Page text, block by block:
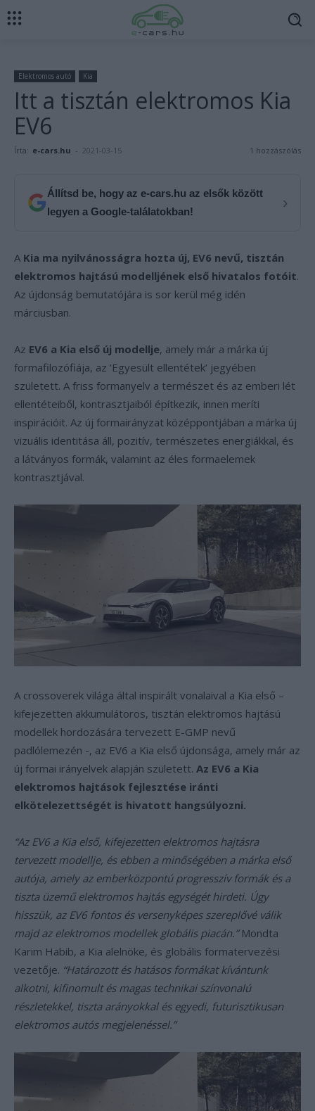
Elektromos autó Kia
Itt a tisztán elektromos Kia
EV6
Írta: e-cars.hu - 2021-03-15 1 hozzászólás
Állítsd be, hogy az e-cars.hu az elsők között
legyen a Google-találatokban!
›
A Kia ma nyilvánosságra hozta új, EV6 nevű, tisztán
elektromos hajtású modelljének első hivatalos fotóit.
Az újdonság bemutatójára is sor kerül még idén
márciusban.
Az EV6 a Kia első új modellje, amely már a márka új
formafilozófiája, az ’Egyesült ellentétek’ jegyében
született. A friss formanyelv a természet és az emberi lét
ellentéteiből, kontrasztjaiból építkezik, innen meríti
inspirációit. Az új formairányzat középpontjában a márka új
vizuális identitása áll, pozitív, természetes energiákkal, és
a látványos formák, valamint az éles formaelemek
kontrasztjával.
A crossoverek világa által inspirált vonalaival a Kia első –
kifejezetten akkumulátoros, tisztán elektromos hajtású
modellek hordozására tervezett E-GMP nevű
padlólemezén -, az EV6 a Kia első újdonsága, amely már az
új formai irányelvek alapján született. Az EV6 a Kia
elektromos hajtások fejlesztése iránti
elkötelezettségét is hivatott hangsúlyozni.
“Az EV6 a Kia első, kifejezetten elektromos hajtásra
tervezett modellje, és ebben a minőségében a márka első
autója, amely az emberközpontú progresszív formák és a
tiszta üzemű elektromos hajtás egységét hirdeti. Úgy
hisszük, az EV6 fontos és versenyképes szereplővé válik
majd az elektromos modellek globális piacán.”Mondta
Karim Habib, a Kia alelnöke, és globális formatervezési
vezetője. “Határozott és hatásos formákat kívántunk
alkotni, kifinomult és magas technikai színvonalú
részletekkel, tiszta arányokkal és egyedi, futurisztikusan
elektromos autós megjelenéssel.”